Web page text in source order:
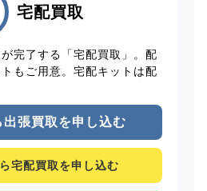
宅配買取
完了する「宅配買取」。配
もご用意。宅配キットは配
出張買取を申し込む
宅配買取を申し込む